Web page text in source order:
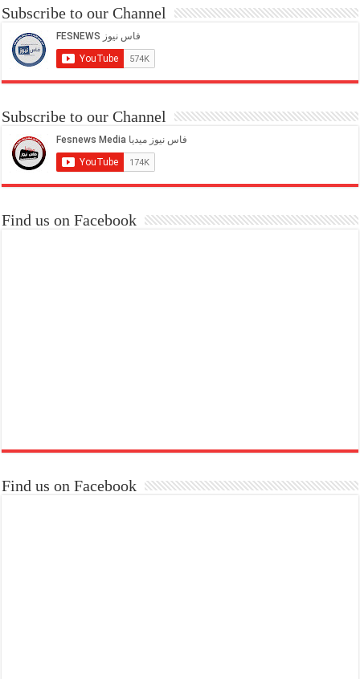
Subscribe to our Channel
Subscribe to our Channel
Find us on Facebook
Find us on Facebook